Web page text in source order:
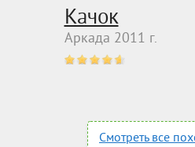
Качок
Аркада 2011 г.
Смотреть все